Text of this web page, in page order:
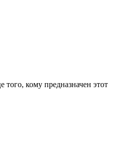
кому предназначен этот